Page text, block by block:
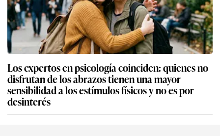
Los expertos en psicología coinciden: quienes no
disfrutan de los abrazos tienen una mayor
sensibilidad a los estímulos físicos y no es por
desinterés